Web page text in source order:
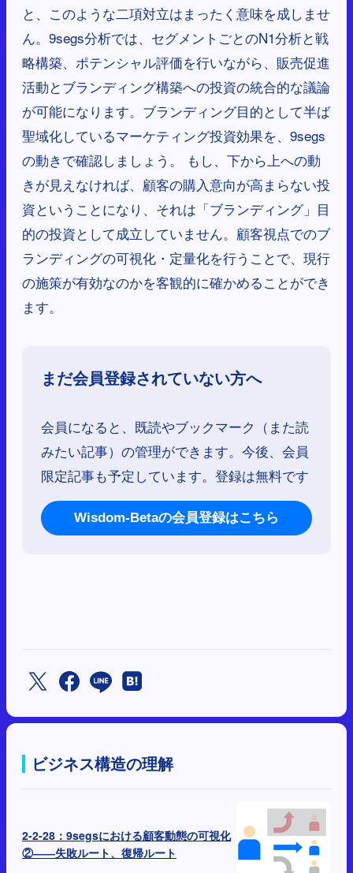
と、このような二項対立はまったく意味を成しませ
ん。9segs分析では、セグメントごとのN1分析と戦
略構築、ポテンシャル評価を行いながら、販売促進
活動とブランディング構築への投資の統合的な議論
が可能になります。ブランディング目的として半ば
聖域化しているマーケティング投資効果を、9segs
の動きで確認しましょう。 もし、下から上への動
きが見えなければ、顧客の購入意向が高まらない投
資ということになり、それは「ブランディング」目
的の投資として成立していません。顧客視点でのブ
ランディングの可視化・定量化を行うことで、現行
の施策が有効なのかを客観的に確かめることができ
ます。
まだ会員登録されていない方へ
会員になると、既読やブックマーク（また読
みたい記事）の管理ができます。今後、会員
限定記事も予定しています。登録は無料です
Wisdom-Betaの会員登録はこちら
ビジネス構造の理解
2-2-28：9segsにおける顧客動態の可視化
②――失敗ルート、復帰ルート